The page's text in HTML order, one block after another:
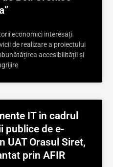
economici interesați
de realizare a proiectului
accesibilității și
IT in cadrul
publice de e-
UAT Orasul Siret,
prin AFIR